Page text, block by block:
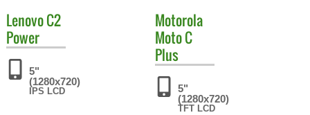
LenovoC2
Power
5"
(1280x720)
IPS LCD
Motorola
Moto C
Plus
5"
(1280x720)
TFT LCD